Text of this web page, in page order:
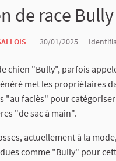
de race
30/01/2025
chien "Bully", parfois
met les propriétaires
"au faciès" pour
"de sac à main".
actuellement à la
comme "Bully" pour